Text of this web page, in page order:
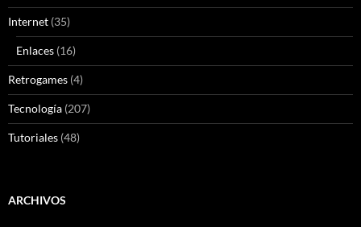
Internet (35)
Enlaces (16)
Retrogames (4)
Tecnología (207)
Tutoriales (48)
ARCHIVOS